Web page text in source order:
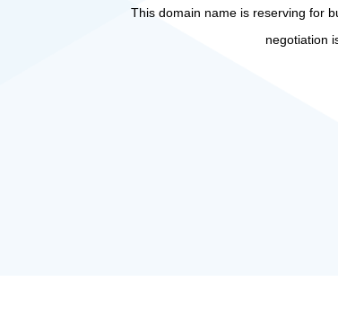
This domain name is reserving for
negotiation